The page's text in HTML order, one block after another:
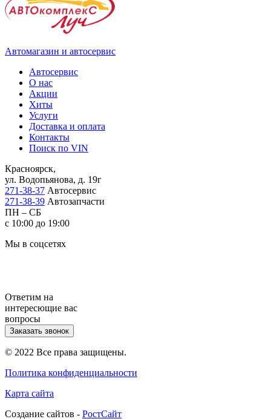
Автомагазин и автосервис
Автосервис
О нас
Акции
Хиты
Услуги
Доставка и оплата
Контакты
Поиск по VIN
Красноярск,
ул. Водопьянова, д. 19г
271-38-37 Автосервис
271-38-39 Автозапчасти
ПН – СБ
с 10:00 до 19:00
Мы в соцсетях
Ответим на
интересющие вас
вопросы
Заказать звонок
© 2022 Все права защищены.
Политика конфиденциальности
Карта сайта
Cоздание сайтов - РостСайт